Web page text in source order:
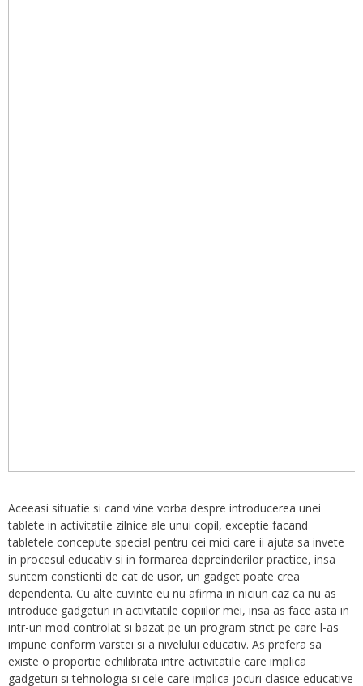
Aceeasi situatie si cand vine vorba despre introducerea unei
tablete in activitatile zilnice ale unui copil, exceptie facand
tabletele concepute special pentru cei mici care ii ajuta sa invete
in procesul educativ si in formarea depreinderilor practice, insa
suntem constienti de cat de usor, un gadget poate crea
dependenta. Cu alte cuvinte eu nu afirma in niciun caz ca nu as
introduce gadgeturi in activitatile copiilor mei, insa as face asta in
intr-un mod controlat si bazat pe un program strict pe care l-as
impune conform varstei si a nivelului educativ. As prefera sa
existe o proportie echilibrata intre activitatile care implica
gadgeturi si tehnologia si cele care implica jocuri clasice educative